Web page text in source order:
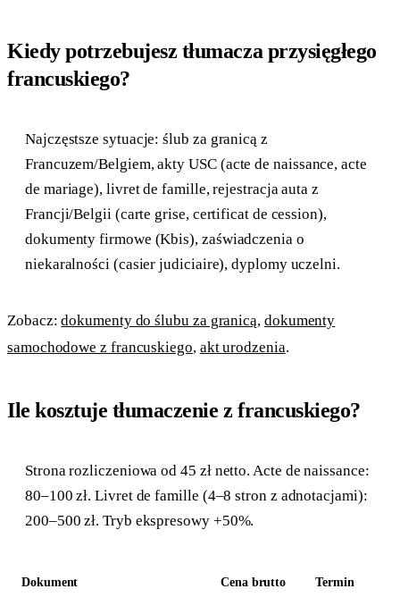
Kiedy potrzebujesz tłumacza przysięgłego
francuskiego?
Najczęstsze sytuacje: ślub za granicą z
Francuzem/Belgiem, akty USC (acte de naissance, acte
de mariage), livret de famille, rejestracja auta z
Francji/Belgii (carte grise, certificat de cession),
dokumenty firmowe (Kbis), zaświadczenia o
niekaralności (casier judiciaire), dyplomy uczelni.
Zobacz:dokumenty do ślubu za granicą, dokumenty
samochodowe z francuskiego, akt urodzenia.
Ile kosztuje tłumaczenie z francuskiego?
Strona rozliczeniowa od 45 zł netto. Acte de naissance:
80–100 zł. Livret de famille (4–8 stron z adnotacjami):
200–500 zł. Tryb ekspresowy +50%.
Dokument Cena brutto Termin